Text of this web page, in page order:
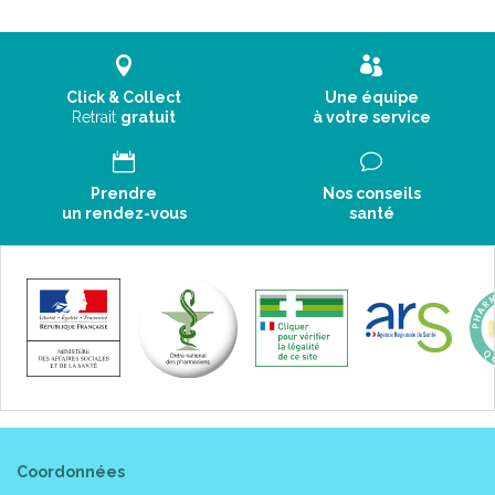
Avant toute exposition au soleil, appliquez un doigt* de
Crème minérale SPF50+ uniformément sur le visage.
Compléter la protection du visage en utilisant leLait
Minéral SPF50+ sur
l' ensemble de votre corps.
Renouvelez fréquemment l' application pour maintenir la
protection, surtout après avoir transpiré, nagé ou vous êtes
Click & Collect
Retrait gratuit
Une équipe
à votre service
Prendre
un rendez-vous
Nos conseils
santé
Coordonnées